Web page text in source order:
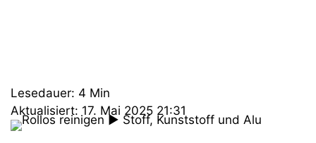
Lesedauer: 4 Min
Aktualisiert: 17. Mai 2025 21:31